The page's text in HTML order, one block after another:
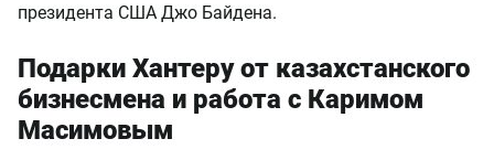
президента США Джо Байдена.
Подарки Хантеру от казахстанского
бизнесмена и работа с Каримом
Масимовым